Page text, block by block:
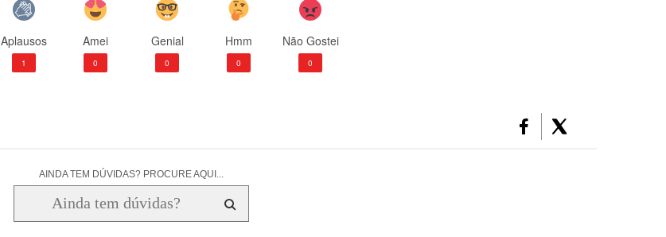
Aplausos
1
Amei
0
Genial
0
Hmm
0
Não Gostei
0
AINDA TEM DÚVIDAS? PROCURE AQUI...